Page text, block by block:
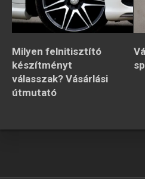
Milyen felnitisztító
készítményt
válasszak? Vásárlási
útmutató